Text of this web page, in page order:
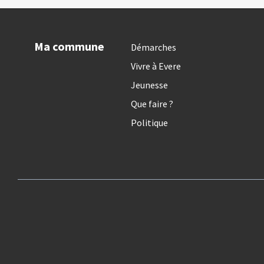
Ma commune
Démarches
Vivre à Evere
Jeunesse
Que faire ?
Politique